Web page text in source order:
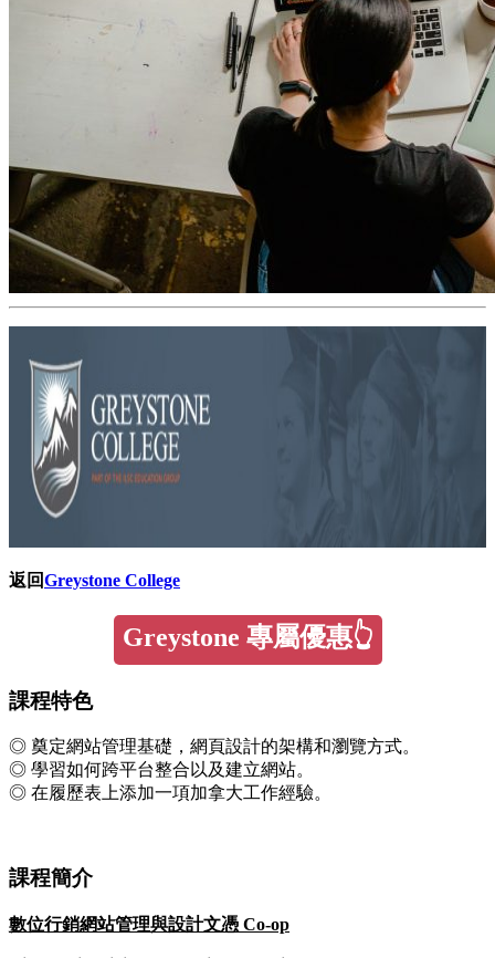
返回Greystone College
Greystone 專屬優惠👆
課程特色
◎ 奠定網站管理基礎，網頁設計的架構和瀏覽方式。
◎ 學習如何跨平台整合以及建立網站。
◎ 在履歷表上添加一項加拿大工作經驗。
課程簡介
數位行銷網站管理與設計文憑 Co-op